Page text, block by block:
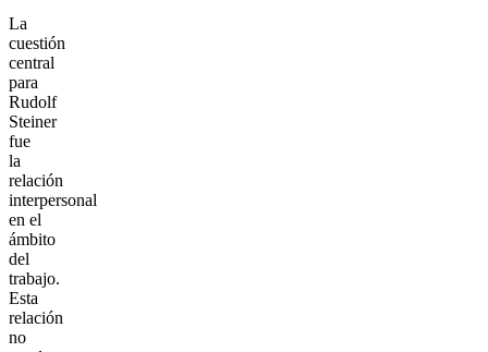
La
cuestión
central
para
Rudolf
Steiner
fue
la
relación
interpersonal
en el
ámbito
del
trabajo.
Esta
relación
no